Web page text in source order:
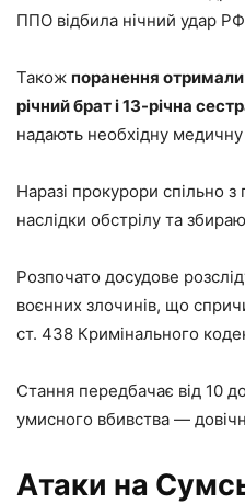
ППО відбила нічний удар РФ
Також поранення
річний брат і 13-річна
надають необхідну
Наразі прокурори спільно
наслідки обстрілу та
Розпочато досудове
воєнних злочинів, що
ст. 438 Кримінального
Стання передбачає від 10 до
умисного вбивства —
Атаки на